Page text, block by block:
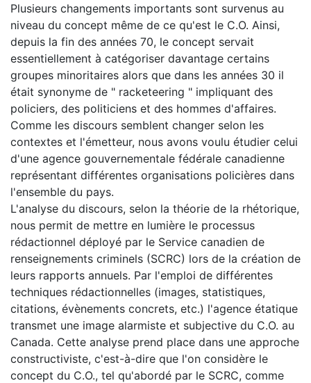
Plusieurs changements importants sont survenus au
niveau du concept même de ce qu'est le C.O. Ainsi,
depuis la fin des années 70, le concept servait
essentiellement à catégoriser davantage certains
groupes minoritaires alors que dans les années 30 il
était synonyme de " racketeering " impliquant des
policiers, des politiciens et des hommes d'affaires.
Comme les discours semblent changer selon les
contextes et l'émetteur, nous avons voulu étudier celui
d'une agence gouvernementale fédérale canadienne
représentant différentes organisations policières dans
l'ensemble du pays.
L'analyse du discours, selon la théorie de la rhétorique,
nous permit de mettre en lumière le processus
rédactionnel déployé par le Service canadien de
renseignements criminels (SCRC) lors de la création de
leurs rapports annuels. Par l'emploi de différentes
techniques rédactionnelles (images, statistiques,
citations, évènements concrets, etc.) l'agence étatique
transmet une image alarmiste et subjective du C.O. au
Canada. Cette analyse prend place dans une approche
constructiviste, c'est-à-dire que l'on considère le
concept du C.O., tel qu'abordé par le SCRC, comme